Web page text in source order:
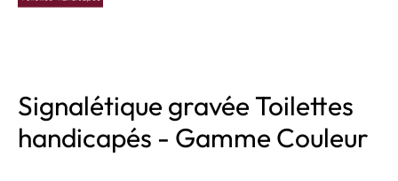
Signalétique gravée Toilettes
handicapés - Gamme Couleur